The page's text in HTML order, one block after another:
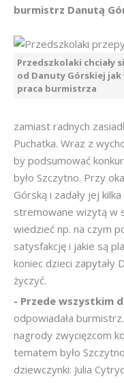
burmistrz Danutą
Przedszkolaki chciały
od Danuty Górskiej jak
praca burmistrza
zamiast radnych
Puchatka. Wraz z
by podsumować
było Szczytno. Przy
Górską i zadały jej
stremowane wizytą w
wiedzieć np. na czym
satysfakcję i jakie są
koniec dzieci zapytały
życzyć.
- Przede wszystkim
odpowiadała
nagrody zwycięzcom
tematem było
dziewczynki: Julia